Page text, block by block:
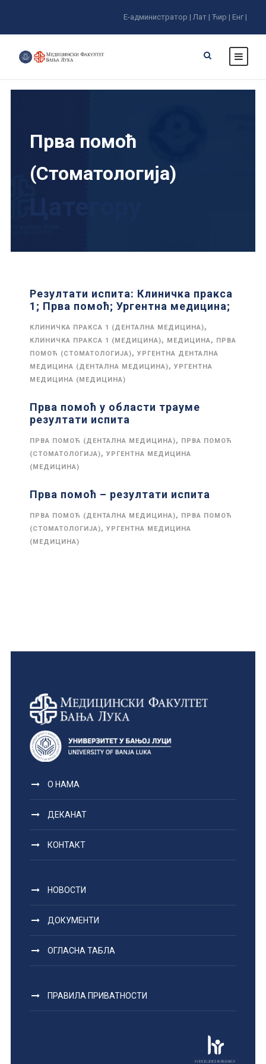
Е-администратор | Лат | Ћир | Енг |
Прва помоћ
(Стоматологија)
Резултати испита: Клиничка пракса
1; Прва помоћ; Ургентна медицина;
КЛИНИЧКА ПРАКСА 1 (ДЕНТАЛНА МЕДИЦИНА),
КЛИНИЧКА ПРАКСА 1 (МЕДИЦИНА), МЕДИЦИНА, ПРВА
ПОМОЋ (СТОМАТОЛОГИЈА), УРГЕНТНА ДЕНТАЛНА
МЕДИЦИНА (ДЕНТАЛНА МЕДИЦИНА), УРГЕНТНА
МЕДИЦИНА (МЕДИЦИНА)
Прва помоћ у области трауме
резултати испита
ПРВА ПОМОЋ (ДЕНТАЛНА МЕДИЦИНА), ПРВА ПОМОЋ
(СТОМАТОЛОГИЈА), УРГЕНТНА МЕДИЦИНА
(МЕДИЦИНА)
Прва помоћ – резултати испита
ПРВА ПОМОЋ (ДЕНТАЛНА МЕДИЦИНА), ПРВА ПОМОЋ
(СТОМАТОЛОГИЈА), УРГЕНТНА МЕДИЦИНА
(МЕДИЦИНА)
О НАМА
ДЕКАНАТ
КОНТАКТ
НОВОСТИ
ДОКУМЕНТИ
ОГЛАСНА ТАБЛА
ПРАВИЛА ПРИВАТНОСТИ